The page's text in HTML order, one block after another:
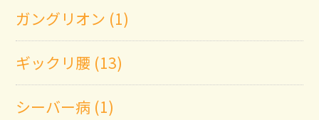
ガングリオン (1)
ギックリ腰 (13)
シーバー病 (1)